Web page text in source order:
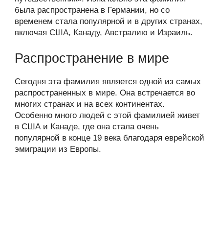
была распространена в Германии, но со
временем стала популярной и в других странах,
включая США, Канаду, Австралию и Израиль.
Распространение в мире
Сегодня эта фамилия является одной из самых
распространенных в мире. Она встречается во
многих странах и на всех континентах.
Особенно много людей с этой фамилией живет
в США и Канаде, где она стала очень
популярной в конце 19 века благодаря еврейской
эмиграции из Европы.